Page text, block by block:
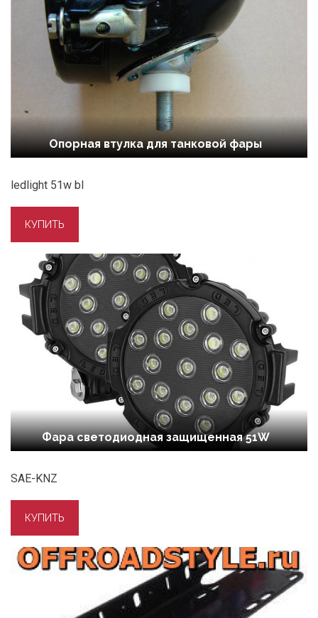
Опорная втулка для танковой фары
ledlight 51w bl
Фара светодиодная защищенная 51W
SAE-KNZ